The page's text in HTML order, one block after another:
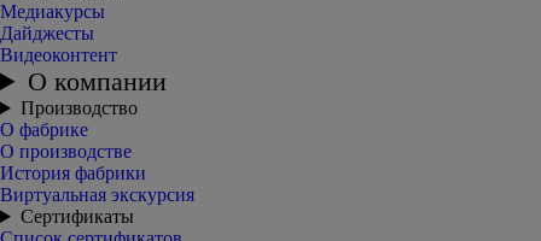
Медиакурсы
Дайджесты
Видеоконтент
О компании
Производство
О фабрике
О производстве
История фабрики
Виртуальная экскурсия
Сертификаты